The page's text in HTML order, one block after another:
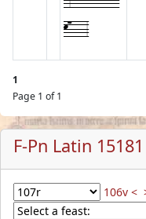
k7---3
1
Page 1 of 1
F-Pn Latin 15181
106v <